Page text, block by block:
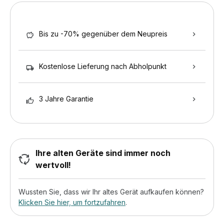
Bis zu -70% gegenüber dem Neupreis
Kostenlose Lieferung nach Abholpunkt
3 Jahre Garantie
Ihre alten Geräte sind immer noch
wertvoll!
Wussten Sie, dass wir Ihr altes Gerät aufkaufen können?
Klicken Sie hier, um fortzufahren.